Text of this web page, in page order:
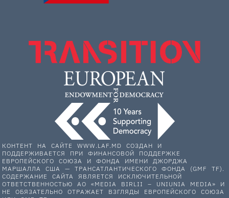
КОНТЕНТ НА САЙТЕ WWW.LAF.MD СОЗДАН И
ПОДДЕРЖИВАЕТСЯ ПРИ ФИНАНСОВОЙ ПОДДЕРЖКЕ
ЕВРОПЕЙСКОГО СОЮЗА И ФОНДА ИМЕНИ ДЖОРДЖА
МАРШАЛЛА США — ТРАНСАТЛАНТИЧЕСКОГО ФОНДА (GMF TF).
СОДЕРЖАНИЕ САЙТА ЯВЛЯЕТСЯ ИСКЛЮЧИТЕЛЬНОЙ
ОТВЕТСТВЕННОСТЬЮ АО «MEDIA BIRLII – UNIUNIA MEDIA» И
НЕ ОБЯЗАТЕЛЬНО ОТРАЖАЕТ ВЗГЛЯДЫ ЕВРОПЕЙСКОГО СОЮЗА